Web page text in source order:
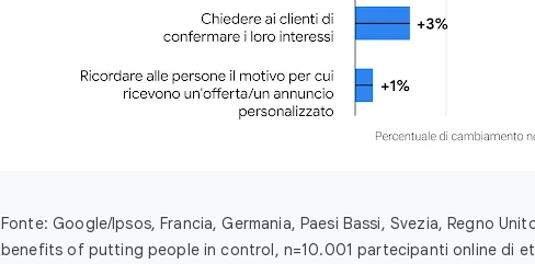
Fonte: Google/Ipsos, Francia, Germania, Paesi Bassi, Svezia, Regno
benefits of putting people in control, n=10.001 partecipanti online di